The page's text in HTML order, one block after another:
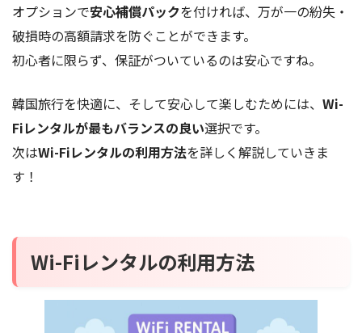
オプションで安心補償パックを付ければ、万が一の紛失・
破損時の高額請求を防ぐことができます。
初心者に限らず、保証がついているのは安心ですね。
韓国旅行を快適に、そして安心して楽しむためには、 Wi-
Fiレンタルが最もバランスの良い選択です。
次はWi-Fiレンタルの利用方法を詳しく解説していきま
す！
Wi-Fiレンタルの利用方法